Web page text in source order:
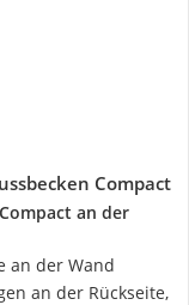
Compact
an der
an der Wand
an der Rückseite,